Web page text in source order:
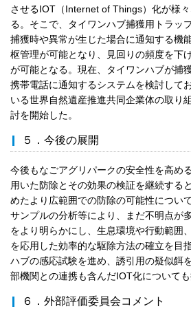
させるIOT（Internet of Things）化が様
る。そこで、タイワンハブ捕獲用トラッ
捕獲時や異常が生じた場合に通知する機
枢管理が可能となり、見回りの頻度を下
が可能となる。現在、タイワンハブが捕
携帯電話に通知するシステムを検討して
いる世界自然遺産推進共同企業体の取り
討を開始した。
５．今後の展開
今後もなごアグリパークの安全性を高め
用いた防除とその効果の検証を継続する
めたより広範囲での防除の可能性につい
サンプルの分析等により、まだ不明点が
をより明らかにし、生息環境や行動範囲
を応用した効率的な駆除方法の確立を目
ハブの感応試験を進め、誘引用の疑似餌
部機関との連携も含んだIOT化についても
６．外部評価委員会コメント